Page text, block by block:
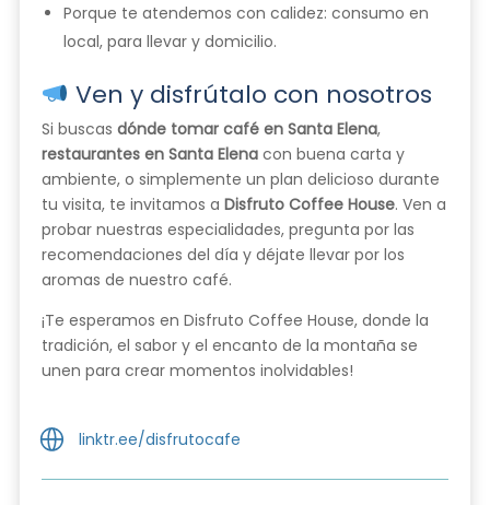
Porque te atendemos con calidez: consumo en
local, para llevar y domicilio.
Ven y disfrútalo con nosotros
Si buscas dónde tomar café en Santa Elena,
restaurantes en Santa Elenacon buena carta y
ambiente, o simplemente un plan delicioso durante
tu visita, te invitamos a Disfruto Coffee House. Ven a
probar nuestras especialidades, pregunta por las
recomendaciones del día y déjate llevar por los
aromas de nuestro café.
¡Te esperamos en Disfruto Coffee House, donde la
tradición, el sabor y el encanto de la montaña se
unen para crear momentos inolvidables!
linktr.ee/disfrutocafe